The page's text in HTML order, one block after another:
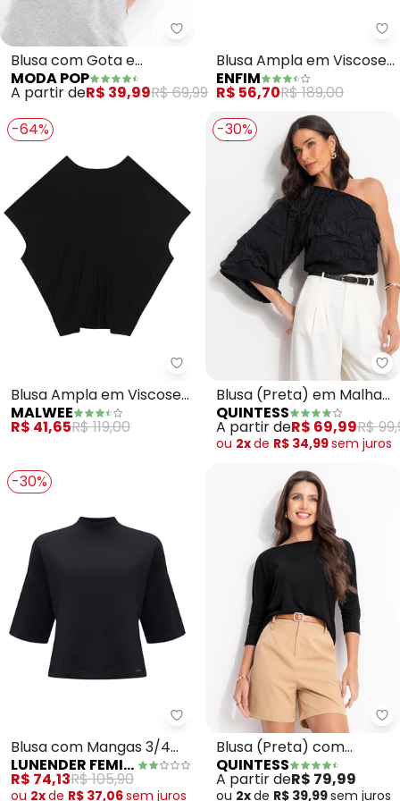
Moda Pop - Blusa com Gota e
Blusa com Gota e
Amarração Frontal
(Preta)
MODA POP
A partir deR$ 39,99R$ 69,99
Blusa Ampla em Viscose
(Preto)
ENFIM
R$ 56,70R$ 189,00
-64%
Malwee - Blusa Ampla em
Blusa Ampla em Viscose
(Preto)
MALWEE
R$ 41,65R$ 119,00
-30%
Blusa (Preta) em Malha
Buble
QUINTESS
A partir deR$ 69,99R$
ou 2xde R$ 34,99sem juros
-30%
Lunender Feminina - Blusa
Blusa com Mangas 3/4
em Malha Texturizada
(Preto)
LUNENDER FEMININA
R$ 74,13R$ 105,90
ou 2xde R$ 37,06sem juros
Blusa (Preta) com
Mangas 3/4
QUINTESS
A partir deR$ 79,99
ou 2xde R$ 39,99sem juros